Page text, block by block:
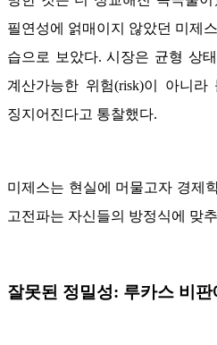
필연성에 얽매이지 않았던 미제
습으로 보았다. 시장은 균형 상
계산가능한 위험(risk)이 아니라
징지어진다고 통찰했다.
미제스는 현실에 머물고자 경제
고전파는 자신들의 방정식에 맞
잘못된 정밀성: 루카스 비판